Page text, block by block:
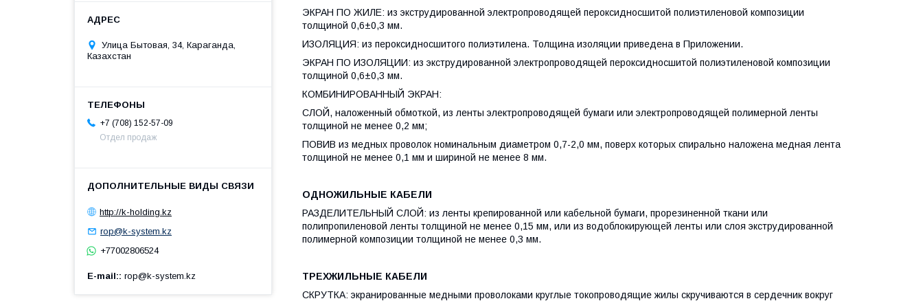
ЭКРАН ПО ЖИЛЕ: из экструдированной электропроводящей пероксидносшитой полиэтиленовой композиции
толщиной 0,6±0,3 мм.
ИЗОЛЯЦИЯ: из пероксидносшитого полиэтилена. Толщина изоляции приведена в Приложении.
ЭКРАН ПО ИЗОЛЯЦИИ: из экструдированной электропроводящей пероксидносшитой полиэтиленовой композиции
толщиной 0,6±0,3 мм.
КОМБИНИРОВАННЫЙ ЭКРАН:
СЛОЙ, наложенный обмоткой, из ленты электропроводящей бумаги или электропроводящей полимерной ленты
толщиной не менее 0,2 мм;
ПОВИВ из медных проволок номинальным диаметром 0,7-2,0 мм, поверх которых спирально наложена медная лента
толщиной не менее 0,1 мм и шириной не менее 8 мм.
ОДНОЖИЛЬНЫЕ КАБЕЛИ
РАЗДЕЛИТЕЛЬНЫЙ СЛОЙ: из ленты крепированной или кабельной бумаги, прорезиненной ткани или
полипропиленовой ленты толщиной не менее 0,15 мм, или из водоблокирующей ленты или слоя экструдированной
полимерной композиции толщиной не менее 0,3 мм.
ТРЕХЖИЛЬНЫЕ КАБЕЛИ
СКРУТКА: экранированные медными проволоками круглые токопроводящие жилы скручиваются в сердечник вокруг
Улица Бытовая, 34, Караганда,
Казахстан
+7 (708) 152-57-09
Отдел продаж
http://k-holding.kz
rop@k-system.kz
+77002806524
E-mail: rop@k-system.kz